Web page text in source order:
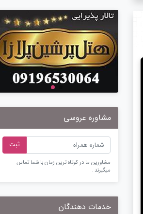
مشاوره عروسی
ثبت
مشاورین ما در کوتاه ترین زمان با شما تماس
میگیرند .
خدمات دهندگان